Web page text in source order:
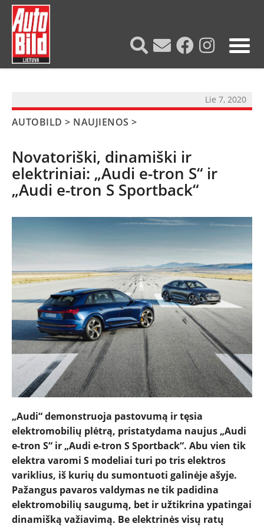
NAUJIENOS
Lie 7, 2020
AUTOBILD > NAUJIENOS >
Novatoriški, dinamiški ir
elektriniai: „Audi e-tron S“ ir
„Audi e-tron S Sportback“
„Audi“ demonstruoja pastovumą ir tęsia
elektromobilių plėtrą, pristatydama naujus „Audi
e-tron S“ ir „Audi e-tron S Sportback“. Abu vien tik
elektra varomi S modeliai turi po tris elektros
variklius, iš kurių du sumontuoti galinėje ašyje.
Pažangus pavaros valdymas ne tik padidina
elektromobilių saugumą, bet ir užtikrina ypatingai
dinamišką važiavimą. Be elektrinės visų ratų